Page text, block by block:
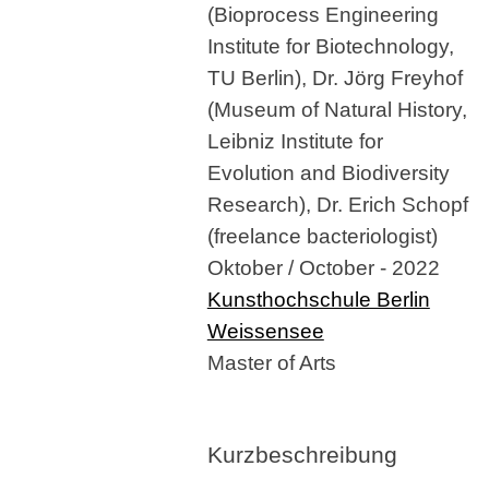
(Bioprocess Engineering
Institute for Biotechnology,
TU Berlin), Dr. Jörg Freyhof
(Museum of Natural History,
Leibniz Institute for
Evolution and Biodiversity
Research), Dr. Erich Schopf
(freelance bacteriologist)
Oktober / October - 2022
Kunsthochschule Berlin
Weissensee
Master of Arts
Kurzbeschreibung